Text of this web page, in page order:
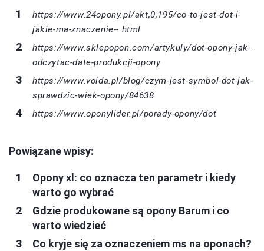
https://www.24opony.pl/akt,0,195/co-to-jest-dot-i-
jakie-ma-znaczenie--.html
https://www.sklepopon.com/artykuly/dot-opony-jak-
odczytac-date-produkcji-opony
https://www.voida.pl/blog/czym-jest-symbol-dot-jak-
sprawdzic-wiek-opony/84638
https://www.oponylider.pl/porady-opony/dot
Powiązane wpisy:
Opony xl: co oznacza ten parametr i kiedy
warto go wybrać
Gdzie produkowane są opony Barum i co
warto wiedzieć
Co kryje się za oznaczeniem ms na oponach?